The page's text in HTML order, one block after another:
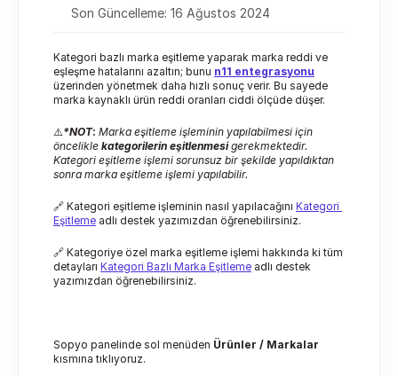
Son Güncelleme: 16 Ağustos 2024
Kategori bazlı marka eşitleme yaparak marka reddi ve
eşleşme hatalarını azaltın; bunu n11 entegrasyonu
üzerinden yönetmek daha hızlı sonuç verir. Bu sayede
marka kaynaklı ürün reddi oranları ciddi ölçüde düşer.
⚠️*NOT: Marka eşitleme işleminin yapılabilmesi için
öncelikle kategorilerin eşitlenmesi gerekmektedir.
Kategori eşitleme işlemi sorunsuz bir şekilde yapıldıktan
sonra marka eşitleme işlemi yapılabilir.
🔗 Kategori eşitleme işleminin nasıl yapılacağını Kategori
Eşitleme adlı destek yazımızdan öğrenebilirsiniz.
🔗 Kategoriye özel marka eşitleme işlemi hakkında ki tüm
detayları Kategori Bazlı Marka Eşitleme adlı destek
yazımızdan öğrenebilirsiniz.
Sopyo panelinde sol menüden Ürünler / Markalar
kısmına tıklıyoruz.